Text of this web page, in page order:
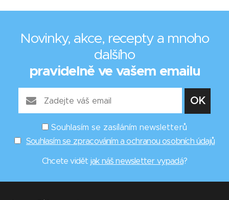
Novinky, akce, recepty a mnoho
dalšího
pravidelně ve vašem emailu
Souhlasím se zasíláním newsletterů
Souhlasím se zpracováním a ochranou osobních údajů
Chcete vidět jak náš newsletter vypadá?